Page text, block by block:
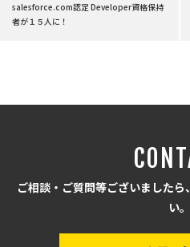
salesforce.com認定 Developer資格保持
者が１５人に！
ご相談・ご質問等ございました
い。